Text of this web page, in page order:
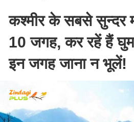
कश्मीर के सबसे सुन्दर
10 जगह, कर रहें हैं
इन जगह जाना न भूलें!